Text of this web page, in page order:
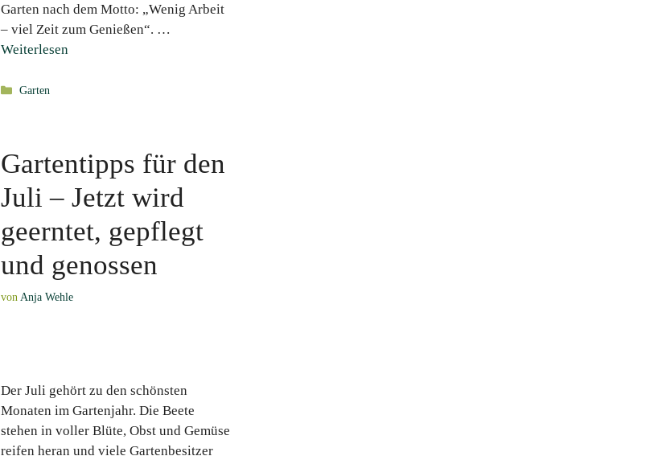
Garten nach dem Motto: „Wenig Arbeit
– viel Zeit zum Genießen“. …
Weiterlesen
Kategorien
Garten
Gartentipps für den
Juli – Jetzt wird
geerntet, gepflegt
und genossen
von Anja Wehle
Der Juli gehört zu den schönsten
Monaten im Gartenjahr. Die Beete
stehen in voller Blüte, Obst und Gemüse
reifen heran und viele Gartenbesitzer